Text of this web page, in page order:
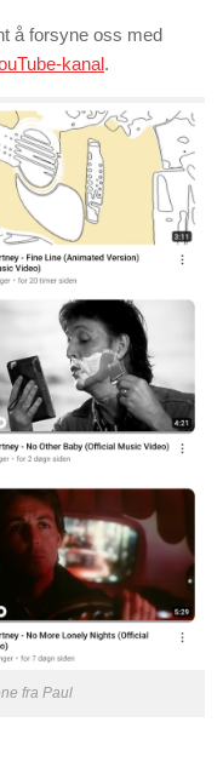
å forsyne oss med
kanal.
fra Paul